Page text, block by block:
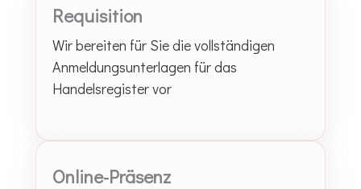
Requisition
Wir bereiten für Sie die vollständigen
Anmeldungsunterlagen für das
Handelsregister vor
Online-Präsenz